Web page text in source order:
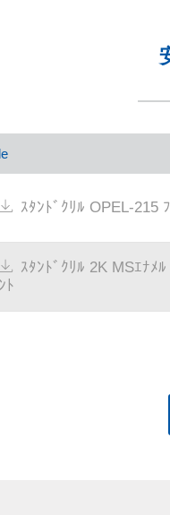
ｽﾀﾝﾄﾞｸﾘﾙ OPEL-215
ｽﾀﾝﾄﾞｸﾘﾙ 2K MSｴﾅﾒ
ﾝﾄ